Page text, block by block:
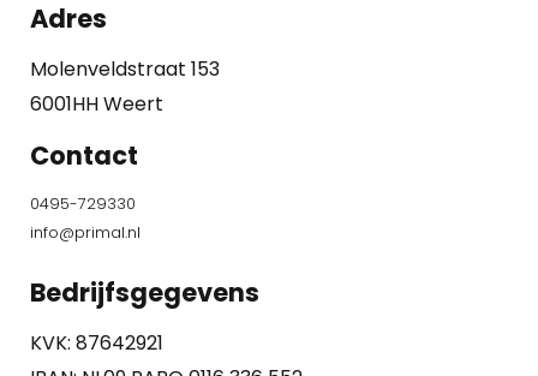
Adres
Molenveldstraat 153
6001HH Weert
Contact
0495-729330
info@primal.nl
Bedrijfsgegevens
KVK: 87642921